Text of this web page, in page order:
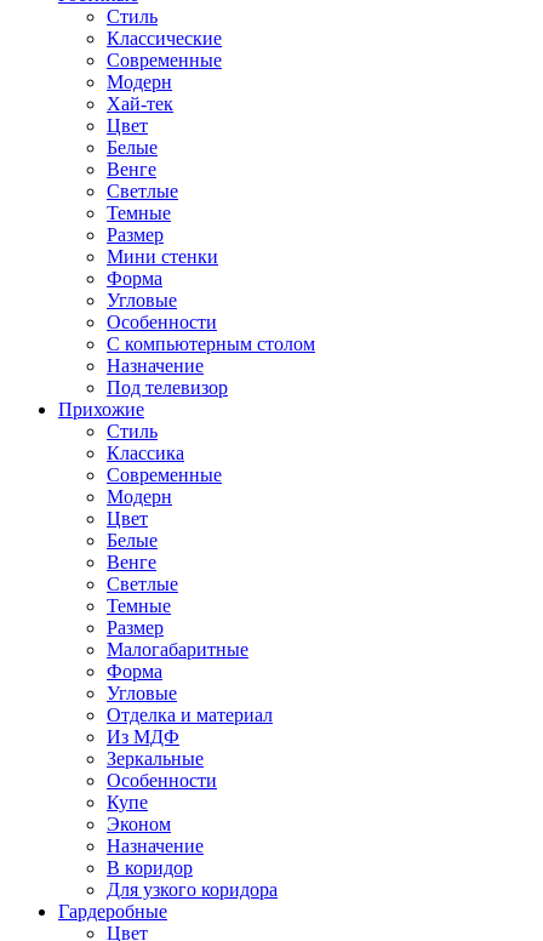
Стиль
Классические
Современные
Модерн
Хай-тек
Цвет
Белые
Венге
Светлые
Темные
Размер
Мини стенки
Форма
Угловые
Особенности
С компьютерным столом
Назначение
Под телевизор
Прихожие
Стиль
Классика
Современные
Модерн
Цвет
Белые
Венге
Светлые
Темные
Размер
Малогабаритные
Форма
Угловые
Отделка и материал
Из МДФ
Зеркальные
Особенности
Купе
Эконом
Назначение
В коридор
Для узкого коридора
Гардеробные
Цвет